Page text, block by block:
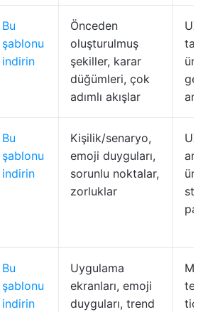
Bu
şablonu
indirin
Önceden
oluşturulmuş
şekiller, karar
düğümleri, çok
adımlı akışlar
UX/
ürün
Bu
şablonu
indirin
Kişilik/senaryo,
emoji duyguları,
sorunlu noktalar,
zorluklar
UX
ürün
Bu
şablonu
indirin
Uygulama
ekranları, emoji
duyguları, trend